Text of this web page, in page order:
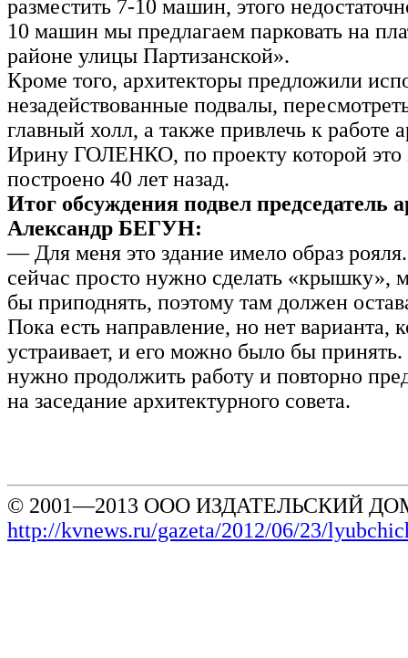
разместить 7-10 машин, этого
10 машин мы предлагаем парковать на
районе улицы Партизанской».
Кроме того, архитекторы предложили
незадействованные подвалы,
главный холл, а также привлечь к работе
Ирину ГОЛЕНКО, по проекту которой это
построено 40 лет назад.
Итог обсуждения подвел председатель
Александр БЕГУН:
— Для меня это здание имело образ
сейчас просто нужно сделать «крышку»,
бы приподнять, поэтому там должен
Пока есть направление, но нет варианта,
устраивает, и его можно было бы
нужно продолжить работу и повторно
на заседание архитектурного совета.
© 2001—2013 ООО ИЗДАТЕЛЬСКИЙ
http://kvnews.ru/gazeta/2012/06/23/